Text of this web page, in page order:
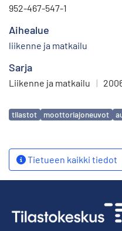
952-467-547-1
Aihealue
liikenne ja matkailu
Sarja
Liikenne ja matkailu |
Avainsanat
tilastot moottoriajoneuvot
Tietueen kaikki tiedot